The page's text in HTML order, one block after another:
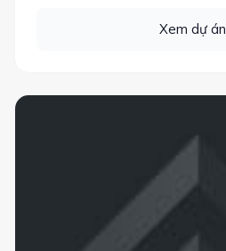
Xem dự án